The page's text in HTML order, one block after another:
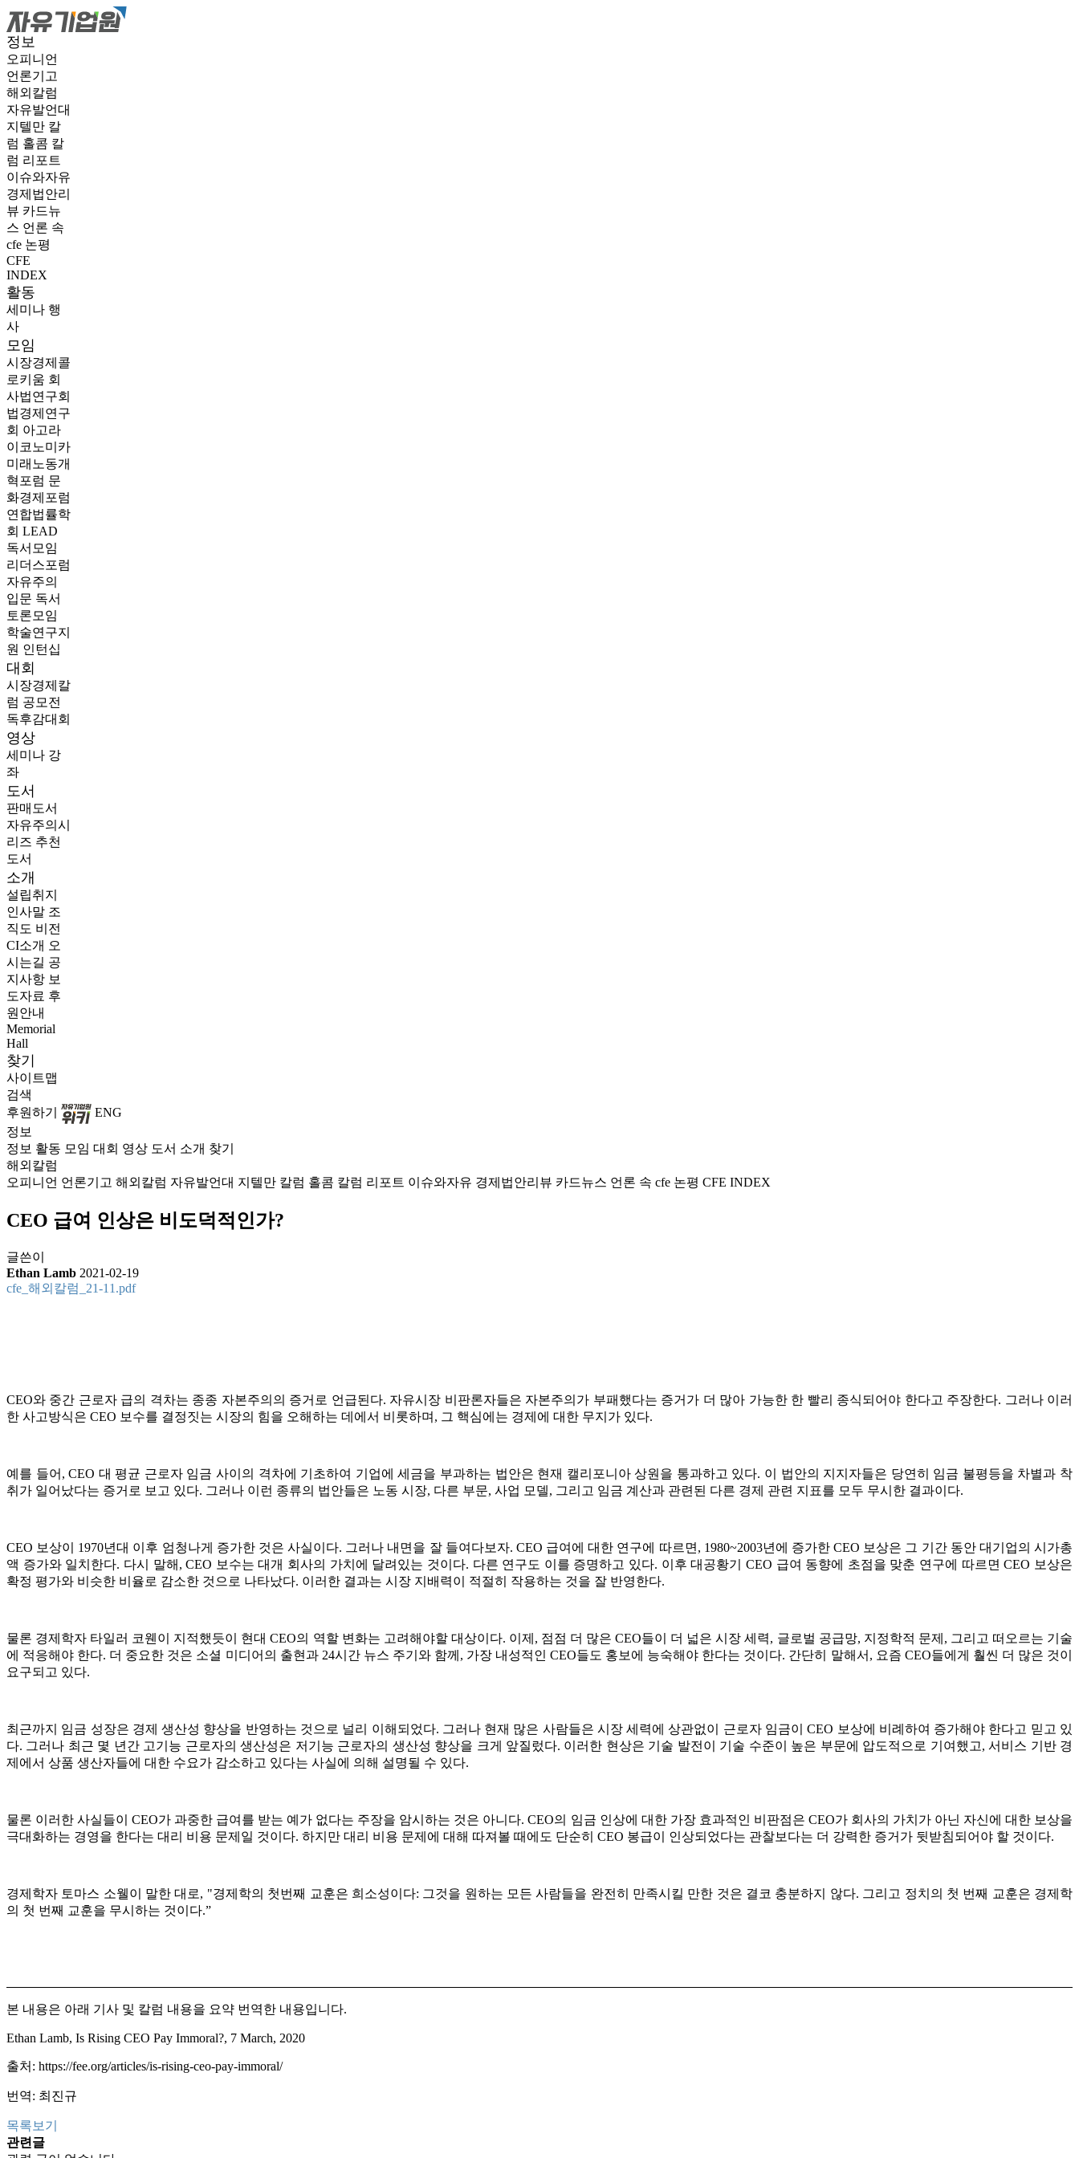
정보
오피니언
언론기고
해외칼럼
자유발언대
지텔만 칼
럼 홀콤 칼
럼 리포트
이슈와자유
경제법안리
뷰 카드뉴
스 언론 속
cfe 논평
CFE
INDEX
활동
세미나 행
사
모임
시장경제콜
로키움 회
사법연구회
법경제연구
회 아고라
이코노미카
미래노동개
혁포럼 문
화경제포럼
연합법률학
회 LEAD
독서모임
리더스포럼
자유주의
입문 독서
토론모임
학술연구지
원 인턴십
대회
시장경제칼
럼 공모전
독후감대회
영상
세미나 강
좌
도서
판매도서
자유주의시
리즈 추천
도서
소개
설립취지
인사말 조
직도 비전
CI소개 오
시는길 공
지사항 보
도자료 후
원안내
Memorial
Hall
찾기
사이트맵
검색
후원하기
ENG
정보
정보 활동 모임 대회 영상 도서 소개 찾기
해외칼럼
오피니언 언론기고 해외칼럼 자유발언대 지텔만 칼럼 홀콤 칼럼 리포트 이슈와자유 경제법안리뷰 카드뉴스 언론 속 cfe 논평 CFE INDEX
CEO 급여 인상은 비도덕적인가?
글쓴이
Ethan Lamb 2021-02-19
cfe_해외칼럼_21-11.pdf
CEO와 중간 근로자 급의 격차는 종종 자본주의의 증거로 언급된다. 자유시장 비판론자들은 자본주의가 부패했다는 증거가 더 많아 가능한 한 빨리 종식되어야 한다고 주장한다. 그러나 이러
한 사고방식은 CEO 보수를 결정짓는 시장의 힘을 오해하는 데에서 비롯하며, 그 핵심에는 경제에 대한 무지가 있다.
예를 들어, CEO 대 평균 근로자 임금 사이의 격차에 기초하여 기업에 세금을 부과하는 법안은 현재 캘리포니아 상원을 통과하고 있다. 이 법안의 지지자들은 당연히 임금 불평등을 차별과 착
취가 일어났다는 증거로 보고 있다. 그러나 이런 종류의 법안들은 노동 시장, 다른 부문, 사업 모델, 그리고 임금 계산과 관련된 다른 경제 관련 지표를 모두 무시한 결과이다.
CEO 보상이 1970년대 이후 엄청나게 증가한 것은 사실이다. 그러나 내면을 잘 들여다보자. CEO 급여에 대한 연구에 따르면, 1980~2003년에 증가한 CEO 보상은 그 기간 동안 대기업의 시가총
액 증가와 일치한다. 다시 말해, CEO 보수는 대개 회사의 가치에 달려있는 것이다. 다른 연구도 이를 증명하고 있다. 이후 대공황기 CEO 급여 동향에 초점을 맞춘 연구에 따르면 CEO 보상은
확정 평가와 비슷한 비율로 감소한 것으로 나타났다. 이러한 결과는 시장 지배력이 적절히 작용하는 것을 잘 반영한다.
물론 경제학자 타일러 코웬이 지적했듯이 현대 CEO의 역할 변화는 고려해야할 대상이다. 이제, 점점 더 많은 CEO들이 더 넓은 시장 세력, 글로벌 공급망, 지정학적 문제, 그리고 떠오르는 기술
에 적응해야 한다. 더 중요한 것은 소셜 미디어의 출현과 24시간 뉴스 주기와 함께, 가장 내성적인 CEO들도 홍보에 능숙해야 한다는 것이다. 간단히 말해서, 요즘 CEO들에게 훨씬 더 많은 것이
요구되고 있다.
최근까지 임금 성장은 경제 생산성 향상을 반영하는 것으로 널리 이해되었다. 그러나 현재 많은 사람들은 시장 세력에 상관없이 근로자 임금이 CEO 보상에 비례하여 증가해야 한다고 믿고 있
다. 그러나 최근 몇 년간 고기능 근로자의 생산성은 저기능 근로자의 생산성 향상을 크게 앞질렀다. 이러한 현상은 기술 발전이 기술 수준이 높은 부문에 압도적으로 기여했고, 서비스 기반 경
제에서 상품 생산자들에 대한 수요가 감소하고 있다는 사실에 의해 설명될 수 있다.
물론 이러한 사실들이 CEO가 과중한 급여를 받는 예가 없다는 주장을 암시하는 것은 아니다. CEO의 임금 인상에 대한 가장 효과적인 비판점은 CEO가 회사의 가치가 아닌 자신에 대한 보상을
극대화하는 경영을 한다는 대리 비용 문제일 것이다. 하지만 대리 비용 문제에 대해 따져볼 때에도 단순히 CEO 봉급이 인상되었다는 관찰보다는 더 강력한 증거가 뒷받침되어야 할 것이다.
경제학자 토마스 소웰이 말한 대로, "경제학의 첫번째 교훈은 희소성이다: 그것을 원하는 모든 사람들을 완전히 만족시킬 만한 것은 결코 충분하지 않다. 그리고 정치의 첫 번째 교훈은 경제학
의 첫 번째 교훈을 무시하는 것이다.”
본 내용은 아래 기사 및 칼럼 내용을 요약 번역한 내용입니다.
Ethan Lamb, Is Rising CEO Pay Immoral?, 7 March, 2020
출처: https://fee.org/articles/is-rising-ceo-pay-immoral/
번역: 최진규
목록보기
관련글